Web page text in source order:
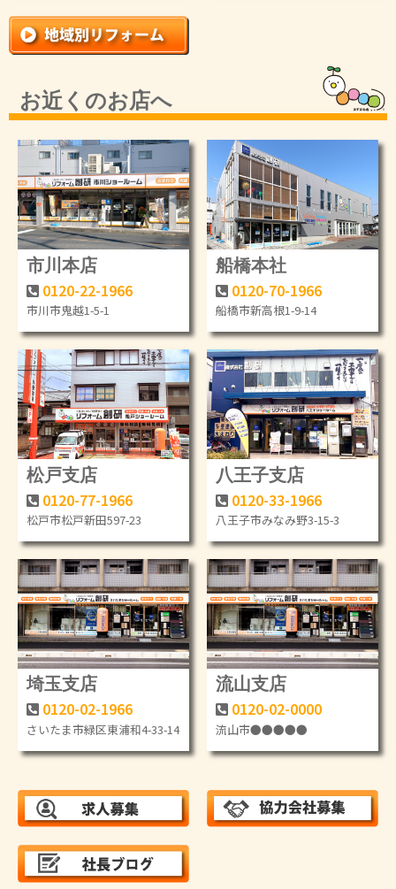
お近くのお店へ
市川本店
0120-22-1966
市川市鬼越1-5-1
船橋本社
0120-70-1966
船橋市新高根1-9-14
松戸支店
0120-77-1966
松戸市松戸新田597-23
八王子支店
0120-33-1966
八王子市みなみ野3-15-3
埼玉支店
0120-02-1966
さいたま市緑区東浦和4-33-14
流山支店
0120-02-0000
流山市●●●●●